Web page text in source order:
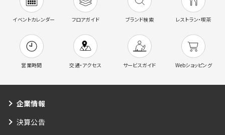
イベントカレンダー フロアガイド ブランド検索 レストラン・喫茶
営業時間 交通・アクセス サービスガイド Webショッピング
企業情報
決算公告